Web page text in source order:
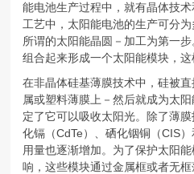
能电池生产过程中，就有晶体技
工艺中，太阳能电池的生产可分
所谓的太阳能晶圆－加工为第一
组合起来形成一个太阳能模块，这
在非晶体硅基薄膜技术中，硅被
属或塑料薄膜上－然后就成为太
定了它可以吸收太阳光。除了薄
化镉（CdTe）、硒化铟铜（CIS
用量也逐渐增加。为了保护太阳
响，这些模块通过金属框或者无